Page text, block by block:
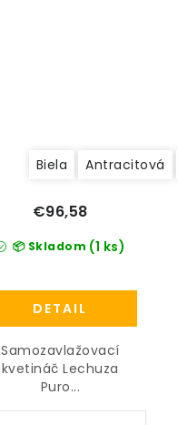
Biela Antracitová
📦 Skladom (1 ks)
€96,58
DETAIL
Samozavlažovací
kvetináč Lechuza
Puro...